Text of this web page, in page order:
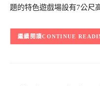
題的特色遊戲場設有7公尺
CONTINUE